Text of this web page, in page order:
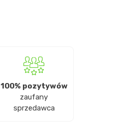
100% pozytywów
zaufany
sprzedawca